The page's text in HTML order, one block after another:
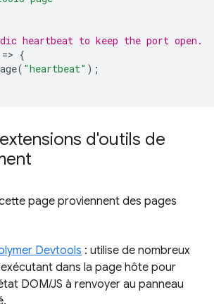
heartbeat to keep the port open.
=> {
( "heartbeat" );
d'outils de
page proviennent des pages
Devtools : utilise de nombreux
dans la page hôte pour
DOM/JS à renvoyer au panneau